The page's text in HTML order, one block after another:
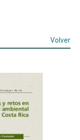
Volver